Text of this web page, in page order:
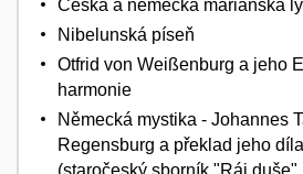
Česká a německá mariánská
Nibelunská píseň
Otfrid von Weißenburg a jeho
harmonie
Německá mystika - Johannes
Regensburg a překlad jeho
(staročeský sborník "Ráj